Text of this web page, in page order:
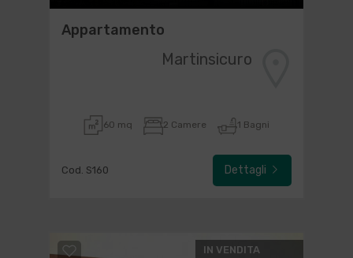
Appartamento
Martinsicuro
60 mq 2 Camere 1 Bagni
Cod. S160 Dettagli
IN VENDITA